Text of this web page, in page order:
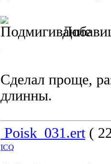
Сделал проще,
длинны.
Poisk_031.ert(
ICQ